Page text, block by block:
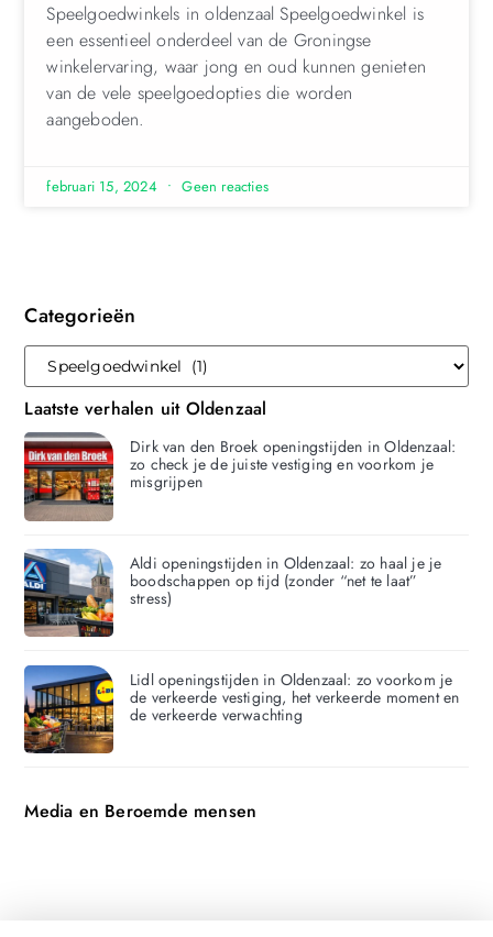
Speelgoedwinkels in oldenzaal Speelgoedwinkel is
een essentieel onderdeel van de Groningse
winkelervaring, waar jong en oud kunnen genieten
van de vele speelgoedopties die worden
aangeboden.
februari 15, 2024 Geen reacties
Categorieën
Laatste verhalen uit Oldenzaal
Dirk van den Broek openingstijden in Oldenzaal:
zo check je de juiste vestiging en voorkom je
misgrijpen
Aldi openingstijden in Oldenzaal: zo haal je je
boodschappen op tijd (zonder “net te laat”
stress)
Lidl openingstijden in Oldenzaal: zo voorkom je
de verkeerde vestiging, het verkeerde moment en
de verkeerde verwachting
Media en Beroemde mensen